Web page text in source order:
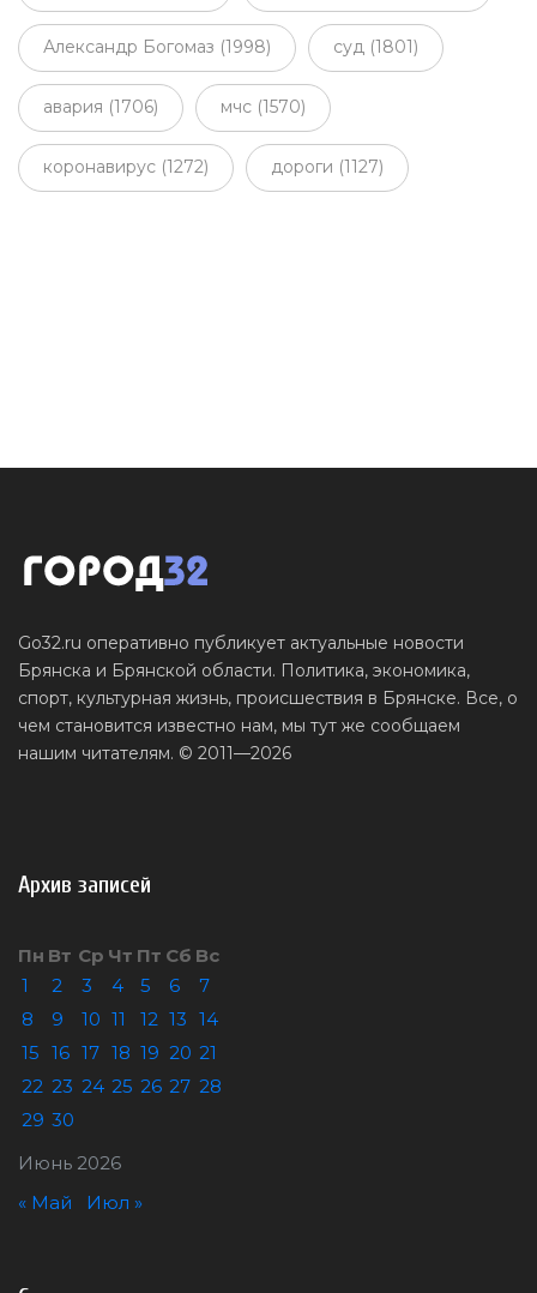
Александр Богомаз (1998) суд (1801)
авария (1706) мчс (1570)
коронавирус (1272) дороги (1127)
Go32.ru оперативно публикует актуальные новости
Брянска и Брянской области. Политика, экономика,
спорт, культурная жизнь, происшествия в Брянске. Все, о
чем становится известно нам, мы тут же сообщаем
нашим читателям. © 2011—2026
Архив записей
Июнь 2026
Пн Вт Ср Чт Пт Сб Вс
1
2 3 4 5 6
7
8
9 10 11 12 13 14
15 16 17 18 19 20 21
22 23 24 25 26 27 28
29 30
« Май Июл »